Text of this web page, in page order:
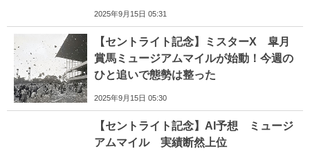
2025年9月15日 05:31
【セントライト記念】ミスターX 皐月
賞馬ミュージアムマイルが始動！今週の
ひと追いで態勢は整った
2025年9月15日 05:30
【セントライト記念】AI予想 ミュージ
アムマイル 実績断然上位